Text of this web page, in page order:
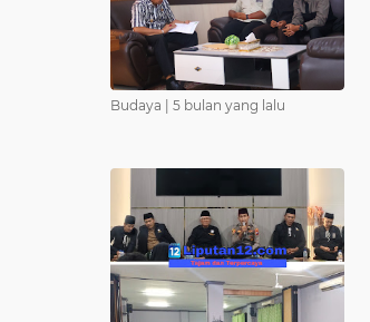
Budaya | 5 bulan yang lalu